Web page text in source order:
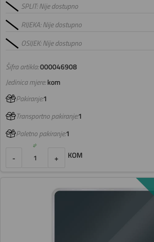
Šifra artikla:000046908
SPLIT: Nije dostupno
RIJEKA: Nije dostupno
OSIJEK: Nije dostupno
Jedinica mjere:kom
Pakiranje:1
Transportno pakiranje:1
Paletno pakiranje:1
- + KOM